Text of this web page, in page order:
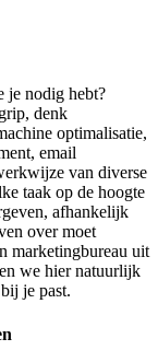
je nodig hebt?
denk
optimalisatie,
email
van diverse
taak op de hoogte
afhankelijk
over moet
marketingbureau uit
we hier natuurlijk
je past.